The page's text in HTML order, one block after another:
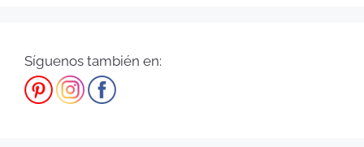
Síguenos también en: